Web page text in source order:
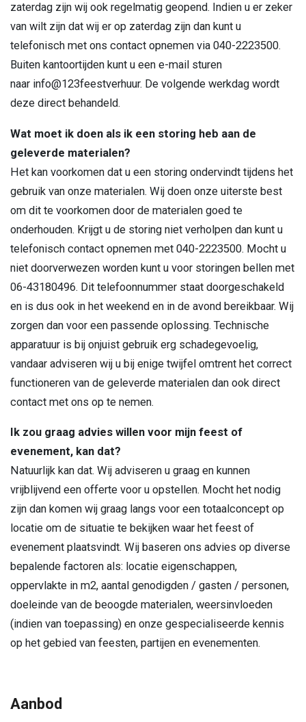
zaterdag zijn wij ook regelmatig geopend. Indien u er zeker
van wilt zijn dat wij er op zaterdag zijn dan kunt u
telefonisch met ons contact opnemen via 040-2223500.
Buiten kantoortijden kunt u een e-mail sturen
naar info@123feestverhuur. De volgende werkdag wordt
deze direct behandeld.
Wat moet ik doen als ik een storing heb aan de
geleverde materialen?
Het kan voorkomen dat u een storing ondervindt tijdens het
gebruik van onze materialen. Wij doen onze uiterste best
om dit te voorkomen door de materialen goed te
onderhouden. Krijgt u de storing niet verholpen dan kunt u
telefonisch contact opnemen met 040-2223500. Mocht u
niet doorverwezen worden kunt u voor storingen bellen met
06-43180496. Dit telefoonnummer staat doorgeschakeld
en is dus ook in het weekend en in de avond bereikbaar. Wij
zorgen dan voor een passende oplossing. Technische
apparatuur is bij onjuist gebruik erg schadegevoelig,
vandaar adviseren wij u bij enige twijfel omtrent het correct
functioneren van de geleverde materialen dan ook direct
contact met ons op te nemen.
Ik zou graag advies willen voor mijn feest of
evenement, kan dat?
Natuurlijk kan dat. Wij adviseren u graag en kunnen
vrijblijvend een offerte voor u opstellen. Mocht het nodig
zijn dan komen wij graag langs voor een totaalconcept op
locatie om de situatie te bekijken waar het feest of
evenement plaatsvindt. Wij baseren ons advies op diverse
bepalende factoren als: locatie eigenschappen,
oppervlakte in m2, aantal genodigden / gasten / personen,
doeleinde van de beoogde materialen, weersinvloeden
(indien van toepassing) en onze gespecialiseerde kennis
op het gebied van feesten, partijen en evenementen.
Aanbod